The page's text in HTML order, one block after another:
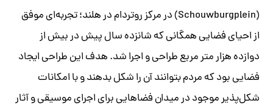
(Schouwburgplein) در مرکز روتردام در هلند؛ تجربه‌ای موفق
از احیای فضایی همگانی که شانزده سال پیش در بیش از
دوازده هزار متر مربع طراحی و اجرا شد. هدف این طراحی ایجاد
فضایی بود که مردم بتوانند آن را شکل بدهند و با امکانات
شکل‌پذیر موجود در میدان فضاهایی برای اجرای موسیقی و آثار